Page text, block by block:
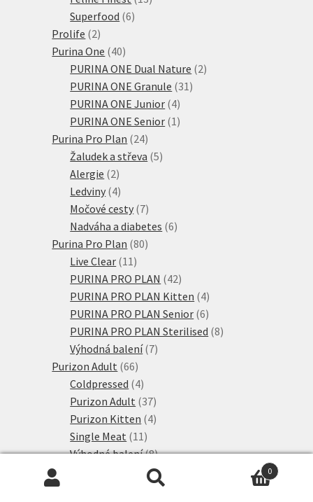
Superfood 66
Prolife 22
produkty
Purina One 4040
produktů
PURINA ONE Dual Nature 22
PURINA ONE Granule 3131
PURINA ONE Junior 44
produkty
PURINA ONE Senior 11
Purina Pro Plan 2424
produktů
Žaludek a střeva 55
Alergie 22
produkty
Ledviny 44
produkty
Močové cesty 77
produktů
Nadváha a diabetes 66
Purina Pro Plan 8080
Live Clear 1111
produktů
PURINA PRO PLAN 4242
produktů
PURINA PRO PLAN Kitten 44
produkty
PURINA PRO PLAN Senior 66
produktů
PURINA PRO PLAN Sterilised 88
Výhodná balení 77
Purizon Adult 6666
produktů
Coldpressed 44
produkty
Purizon Adult 3737
produktů
Purizon Kitten 44
Single Meat 1111
produktů
Výhodné balení 88
produktů
Rosie's Farm
produktů
0